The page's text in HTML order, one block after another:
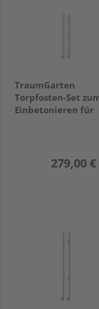
TraumGarten
Torpfosten-Set
Einbetonieren für
279,00 €